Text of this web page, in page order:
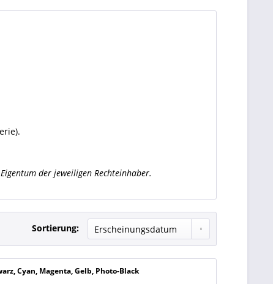
der jeweiligen Rechteinhaber.
Sortierung:
Cyan, Magenta, Gelb, Photo-Black